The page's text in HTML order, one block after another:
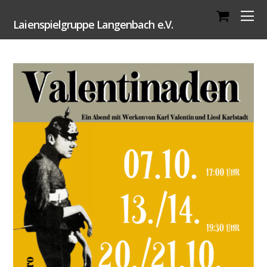
Laienspielgruppe Langenbach e.V.